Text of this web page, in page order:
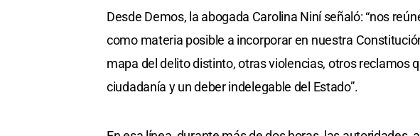
Desde Demos, la abogada Carolina Niní señaló: “nos
como materia posible a incorporar en nuestra
mapa del delito distinto, otras violencias, otros reclamos
ciudadanía y un deber indelegable del Estado”.